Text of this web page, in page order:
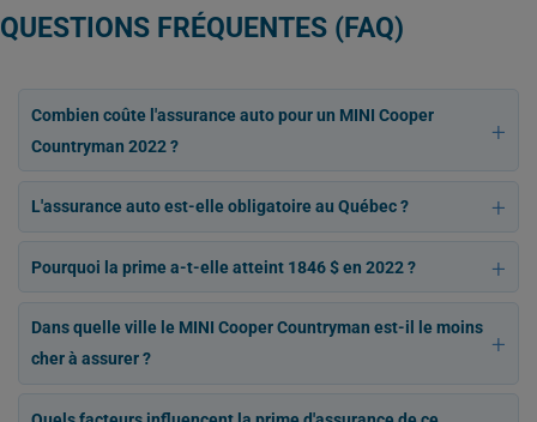
QUESTIONS FRÉQUENTES (FAQ)
Combien coûte l'assurance auto pour un MINI Cooper
Countryman 2022 ?
L'assurance auto est-elle obligatoire au Québec ?
Pourquoi la prime a-t-elle atteint 1846 $ en 2022 ?
Dans quelle ville le MINI Cooper Countryman est-il le moins
cher à assurer ?